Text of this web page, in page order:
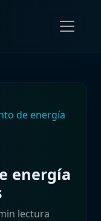
de energía
energía
lectura